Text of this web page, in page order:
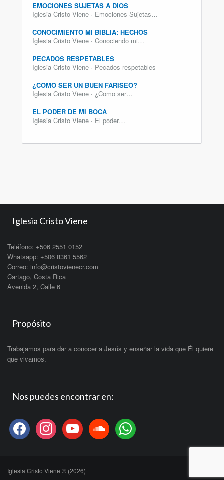
EMOCIONES SUJETAS A DIOS
Iglesia Cristo Viene · Emociones Sujetas…
CONOCIMIENTO MI BIBLIA: HECHOS
Iglesia Cristo Viene · Conociendo mi…
PECADOS RESPETABLES
Iglesia Cristo Viene · Pecados respetables
¿COMO SER UN BUEN FARISEO?
Iglesia Cristo Viene · ¿Como ser…
EL PODER DE MI BOCA
Iglesia Cristo Viene · El poder…
Iglesia Cristo Viene
Teléfono: +506 2551 0152
Whatsapp: +506 8361 5562
Correo: info@cristovienecr.com
Cartago, Costa Rica
Avenida 2, Calle 6
Propósito
Trabajamos para dar a conocer a Jesús y enseñar la vida que Él quiere
que vivamos.
Nos puedes encontrar en:
facebook instagramyoutube soundcloudwhatsapp
Iglesia Cristo Viene © (2026)